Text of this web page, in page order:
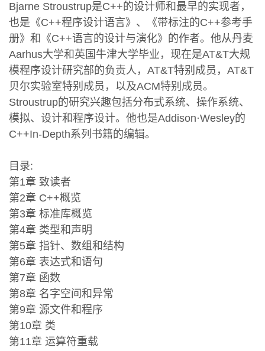
Bjarne Stroustrup是C++的设计师和最早的实现者，
也是《C++程序设计语言》、《带标注的C++参考手
册》和《C++语言的设计与演化》的作者。他从丹麦
Aarhus大学和英国牛津大学毕业，现在是AT&T大规
模程序设计研究部的负责人，AT&T特别成员，AT&T
贝尔实验室特别成员，以及ACM特别成员。
Stroustrup的研究兴趣包括分布式系统、操作系统、
模拟、设计和程序设计。他也是Addison·Wesley的
C++In-Depth系列书籍的编辑。
目录:
第1章 致读者
第2章 C++概览
第3章 标准库概览
第4章 类型和声明
第5章 指针、数组和结构
第6章 表达式和语句
第7章 函数
第8章 名字空间和异常
第9章 源文件和程序
第10章 类
第11章 运算符重载